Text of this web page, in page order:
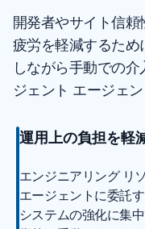
開発者やサイト信頼
疲労を軽減するた
しながら手動での
ジェント エージェン
運用上の負担を軽
エンジニアリング リ
エージェントに委託
システムの強化に集